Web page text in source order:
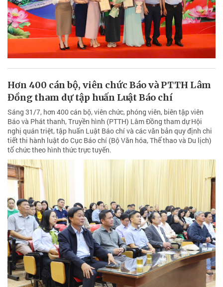
Hơn 400 cán bộ, viên chức Báo và PTTH Lâm
Đồng tham dự tập huấn Luật Báo chí
Sáng 31/7, hơn 400 cán bộ, viên chức, phóng viên, biên tập viên
Báo và Phát thanh, Truyền hình (PTTH) Lâm Đồng tham dự Hội
nghị quán triệt, tập huấn Luật Báo chí và các văn bản quy định chi
tiết thi hành luật do Cục Báo chí (Bộ Văn hóa, Thể thao và Du lịch)
tổ chức theo hình thức trực tuyến.